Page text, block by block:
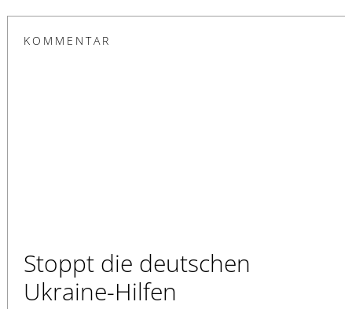
KOMMENTAR
Stoppt die deutschen
Ukraine-Hilfen